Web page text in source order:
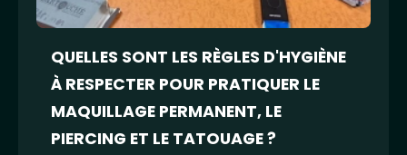
QUELLES SONT LES RÈGLES D'HYGIÈNE
À RESPECTER POUR PRATIQUER LE
MAQUILLAGE PERMANENT, LE
PIERCING ET LE TATOUAGE ?